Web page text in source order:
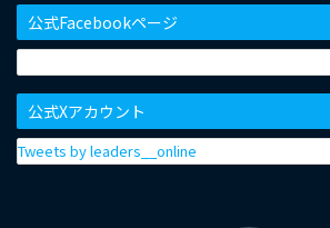
公式Facebookページ
公式Xアカウント
Tweets by leaders__online